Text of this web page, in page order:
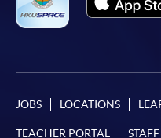
（請參照最新版《
讓。
「報讀課程」，惟學
JOBS LOCATIONS
TEACHER PORTAL